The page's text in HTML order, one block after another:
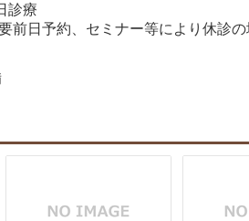
診療
前日予約、セミナー等により休診